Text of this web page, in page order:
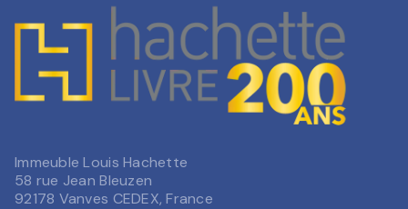
Immeuble Louis Hachette
58 rue Jean Bleuzen
92178 Vanves CEDEX, France